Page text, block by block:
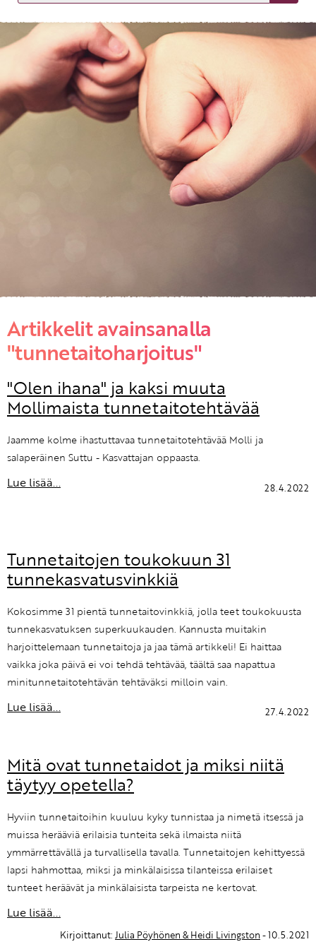
KIRJAUDU SISÄÄN
Etkö ole vielä asiakkaamme?
Luo asiakastili tästä!
Artikkelit avainsanalla
"tunnetaitoharjoitus"
"Olen ihana" ja kaksi muuta
Mollimaista tunnetaitotehtävää
Jaamme kolme ihastuttavaa tunnetaitotehtävää Molli ja
salaperäinen Suttu - Kasvattajan oppaasta.
Lue lisää... 28.4.2022
Tunnetaitojen toukokuun 31
tunnekasvatusvinkkiä
Kokosimme 31 pientä tunnetaitovinkkiä, jolla teet toukokuusta
tunnekasvatuksen superkuukauden. Kannusta muitakin
harjoittelemaan tunnetaitoja ja jaa tämä artikkeli! Ei haittaa
vaikka joka päivä ei voi tehdä tehtävää, täältä saa napattua
minitunnetaitotehtävän tehtäväksi milloin vain.
Lue lisää... 27.4.2022
Mitä ovat tunnetaidot ja miksi niitä
täytyy opetella?
Hyviin tunnetaitoihin kuuluu kyky tunnistaa ja nimetä itsessä ja
muissa herääviä erilaisia tunteita sekä ilmaista niitä
ymmärrettävällä ja turvallisella tavalla. Tunnetaitojen kehittyessä
lapsi hahmottaa, miksi ja minkälaisissa tilanteissa erilaiset
tunteet heräävät ja minkälaisista tarpeista ne kertovat.
Lue lisää...
Kirjoittanut: Julia Pöyhönen & Heidi Livingston - 10.5.2021